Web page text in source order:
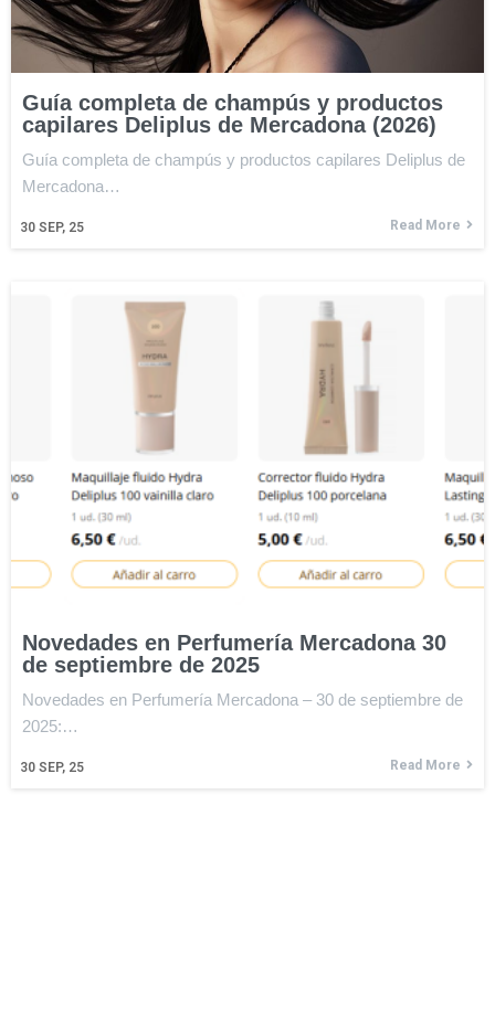
Guía completa de champús y productos
capilares Deliplus de Mercadona (2026)
30 SEP, 25
Guía completa de champús y productos capilares Deliplus de
Mercadona…
Read More
Novedades en Perfumería Mercadona 30
de septiembre de 2025
30 SEP, 25
Novedades en Perfumería Mercadona – 30 de septiembre de
2025:…
Read More